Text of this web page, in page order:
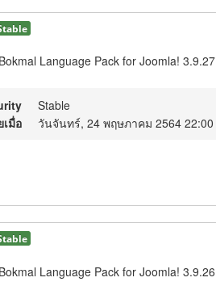
Language Pack for Joomla! 3.9.27
Stable
มื่อ
วันจันทร์, 24 พฤษภาคม 2564 22:00
Language Pack for Joomla! 3.9.26